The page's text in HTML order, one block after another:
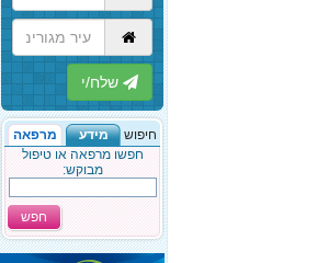
הבא
חיפוש מידע
מרפאה
חפשו מרפאה או טיפול
מבוקש:
חפש